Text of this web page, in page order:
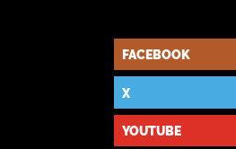
FACEBOOK
X
YOUTUBE